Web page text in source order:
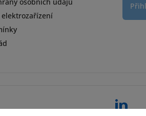
osobních údajů